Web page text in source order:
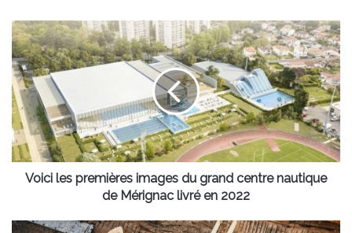
Voici
les
premières
images
du
grand
centre
nautique
de
Mérignac
2022
Voici les premières images du grand centre nautique
de Mérignac livré en 2022
Josette